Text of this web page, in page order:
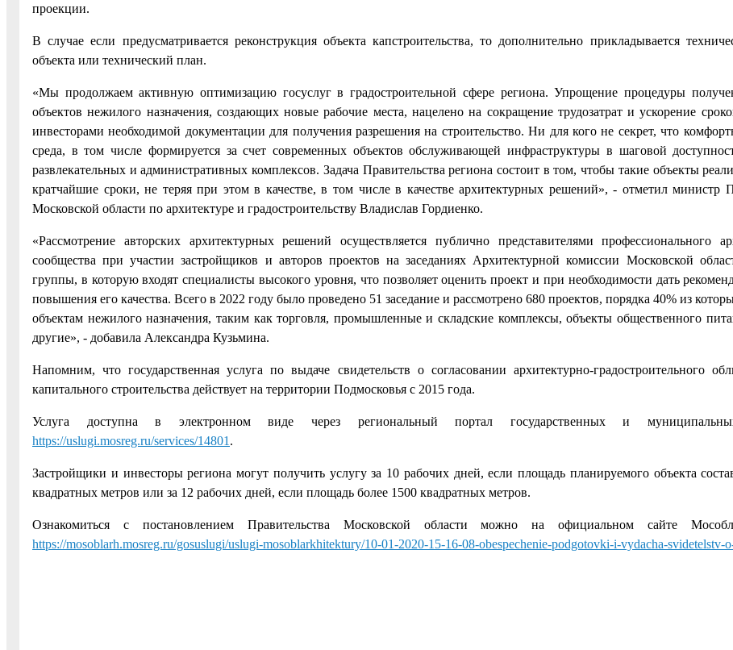
проекции.
В случае если предусматривается реконструкция объекта капстроительства, то дополнительно прикладывается
объекта или технический план.
«Мы продолжаем активную оптимизацию госуслуг в градостроительной сфере региона. Упрощение процедуры
объектов нежилого назначения, создающих новые рабочие места, нацелено на сокращение трудозатрат и ускорение
инвесторами необходимой документации для получения разрешения на строительство. Ни для кого не секрет, что
среда, в том числе формируется за счет современных объектов обслуживающей инфраструктуры в шаговой
развлекательных и административных комплексов. Задача Правительства региона состоит в том, чтобы такие объекты
кратчайшие сроки, не теряя при этом в качестве, в том числе в качестве архитектурных решений», - отметил министр
Московской области по архитектуре и градостроительству Владислав Гордиенко.
«Рассмотрение авторских архитектурных решений осуществляется публично представителями профессионального
сообщества при участии застройщиков и авторов проектов на заседаниях Архитектурной комиссии Московской
группы, в которую входят специалисты высокого уровня, что позволяет оценить проект и при необходимости дать
повышения его качества. Всего в 2022 году было проведено 51 заседание и рассмотрено 680 проектов, порядка 40% из
объектам нежилого назначения, таким как торговля, промышленные и складские комплексы, объекты общественного
другие», - добавила Александра Кузьмина.
Напомним, что государственная услуга по выдаче свидетельств о согласовании архитектурно-градостроительного
капитального строительства действует на территории Подмосковья с 2015 года.
Услуга доступна в электронном виде через региональный портал государственных и
https://uslugi.mosreg.ru/services/14801 .
Застройщики и инвесторы региона могут получить услугу за 10 рабочих дней, если площадь планируемого объекта
квадратных метров или за 12 рабочих дней, если площадь более 1500 квадратных метров.
Ознакомиться с постановлением Правительства Московской области можно на официальном сайте
https://mosoblarh.mosreg.ru/gosuslugi/uslugi-mosoblarkhitektury/10-01-2020-15-16-08-obespechenie-podgotovki-i-vydacha-svidetelstv-